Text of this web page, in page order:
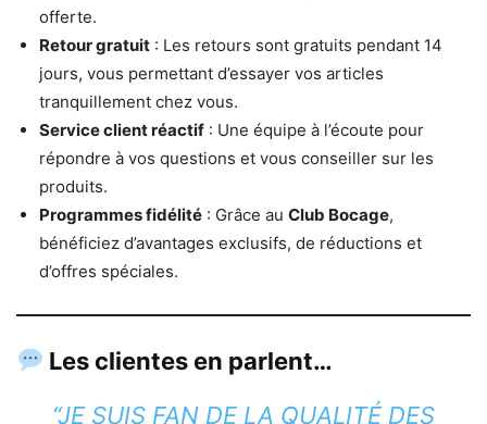
offerte.
Retour gratuit : Les retours sont gratuits pendant 14
jours, vous permettant d’essayer vos articles
tranquillement chez vous.
Service client réactif : Une équipe à l’écoute pour
répondre à vos questions et vous conseiller sur les
produits.
Programmes fidélité : Grâce au Club Bocage,
bénéficiez d’avantages exclusifs, de réductions et
d’offres spéciales.
Les clientes en parlent…
“JE SUIS FAN DE LA QUALITÉ DES